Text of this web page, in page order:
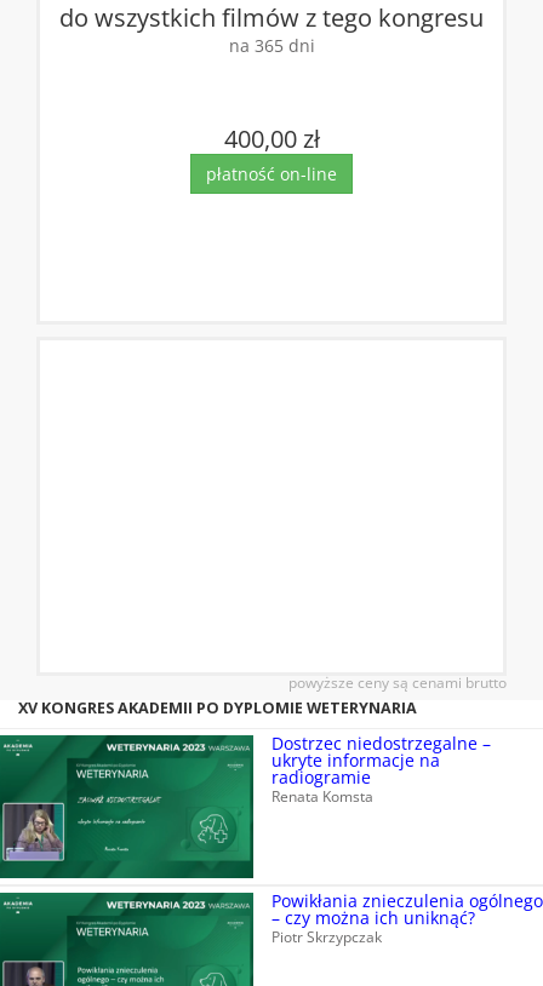
do wszystkich filmów z tego kongresu
na 365 dni
400,00 zł
powyższe ceny są cenami brutto
XV KONGRES AKADEMII PO DYPLOMIE WETERYNARIA
Dostrzec niedostrzegalne –
ukryte informacje na
radiogramie
Renata Komsta
Powikłania znieczulenia ogólnego
– czy można ich uniknąć?
Piotr Skrzypczak